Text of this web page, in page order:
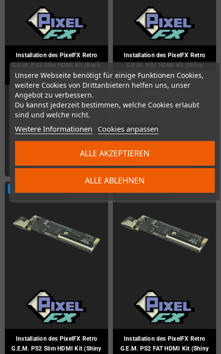
Unsere Webseite benötigt für einige Funktionen Cookies,
weitere Cookies von Drittanbietern helfen uns, unser
Angebot zu verbessern.
Du kannst jederzeit bestimmen, welche Cookies erlaubt
sind und welche nicht.
Weitere Informationen Cookies anpassen
ALLE ABLEHNEN
ALLE AKZEPTIEREN
Installation des PixelFX Retro
G.E.M. PS2 Slim HDMI Kit (Basic
Version) (Kit ist enthalten)
Nicht auf Lager
235,00 €
Installation des PixelFX Retro
G.E.M. PS1 HDMI Kit (Shiny
Version) (inkl. Installation)
315,00 €
Installation des PixelFX Retro
G.E.M. PS2 Slim HDMI Kit (Shiny
Installation des PixelFX Retro
G.E.M. PS2 FAT HDMI Kit (Shiny